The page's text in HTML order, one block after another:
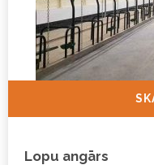
Lopu angārs